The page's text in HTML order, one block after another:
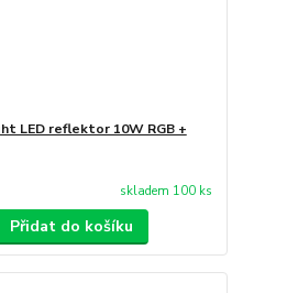
LED reflektor 10W RGB +
skladem 100 ks
Přidat do košíku